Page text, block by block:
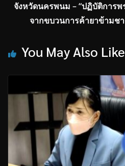
จังหวัดนครพนม – “ปฏิบัติการพ
จากขบวนการค้ายาข้ามช
You May Also Like